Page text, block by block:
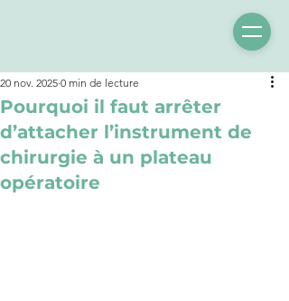
Pourquoi il faut arrêter
d’attacher l’instrument de
chirurgie à un plateau
opératoire
20 nov. 2025 0 min de lecture